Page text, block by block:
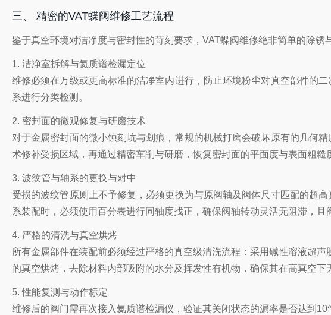
三、 精密的VAT蝶阀维修工艺流程
鉴于真空环境对洁净度与密封性的苛刻要求，VAT蝶阀维修绝非简单的除锈
1. 洁净室拆解与氦质谱检漏定位
维修必须在万级或更高标准的洁净室内进行，防止环境粉尘对真空部件的
系进行分类检测。
2. 密封面的微观修复与研磨技术
对于金属密封面的微小蚀刻坑与划痕，常规的机械打磨会破坏原有的几何
术修补受损区域，再通过精密车削与研磨，恢复密封面的平面度与表面粗糙
3. 波纹管与轴系的更换与对中
受损的波纹管原则上不予修复，必须更换为与原阀轴及阀体尺寸匹配的超
系装配时，必须使用百分表进行同轴度找正，确保阀轴转动灵活无阻滞，且
4. 严格的清洗与真空烘烤
所有金属部件在装配前必须经过严格的真空级清洗流程：采用碱性溶液超
的真空烘烤，去除材料内部吸附的水分及挥发性有机物，确保其在高真空下
5. 性能复测与动作标定
维修后的阀门需再次接入氦质谱检漏仪，验证其关闭状态的漏率是否达到